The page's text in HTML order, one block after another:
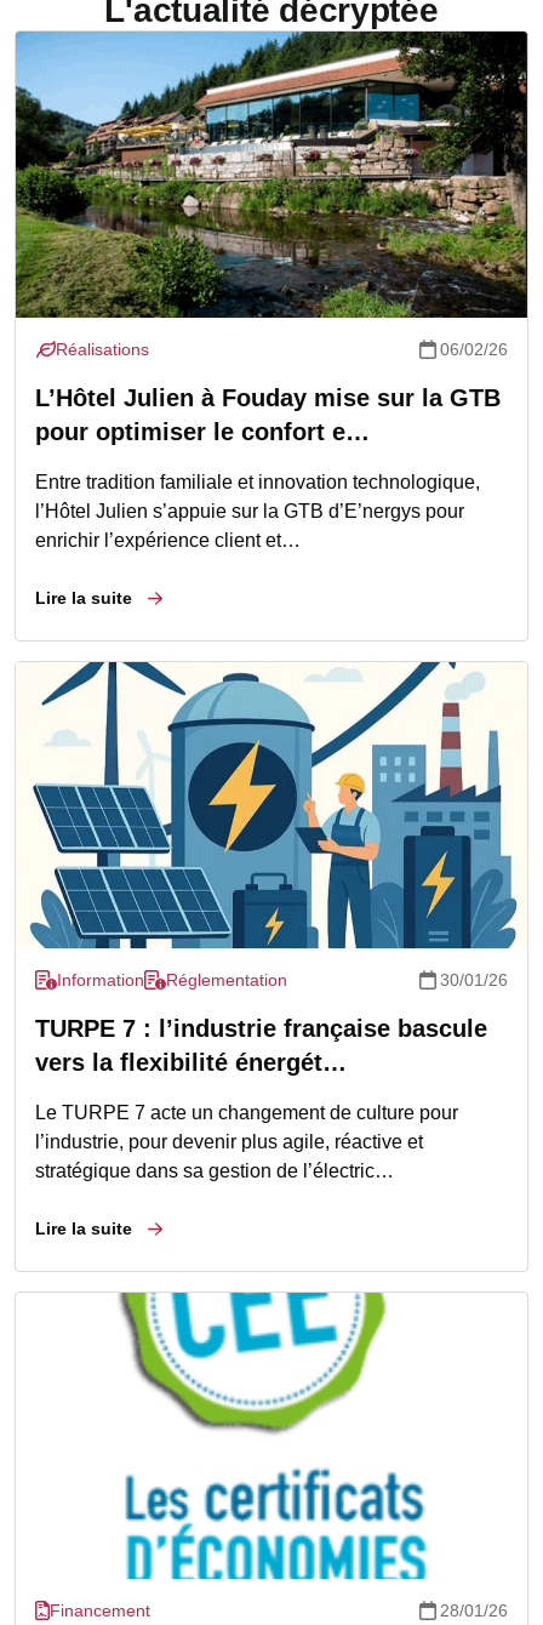
L'actualité décryptée
Réalisations 06/02/26
L’Hôtel Julien à Fouday mise sur la GTB
pour optimiser le confort e…
Entre tradition familiale et innovation technologique,
l’Hôtel Julien s’appuie sur la GTB d’E’nergys pour
enrichir l’expérience client et…
Lire la suite
Information Réglementation 30/01/26
TURPE 7 : l’industrie française bascule
vers la flexibilité énergét…
Le TURPE 7 acte un changement de culture pour
l’industrie, pour devenir plus agile, réactive et
stratégique dans sa gestion de l’électric…
Lire la suite
Financement 28/01/26